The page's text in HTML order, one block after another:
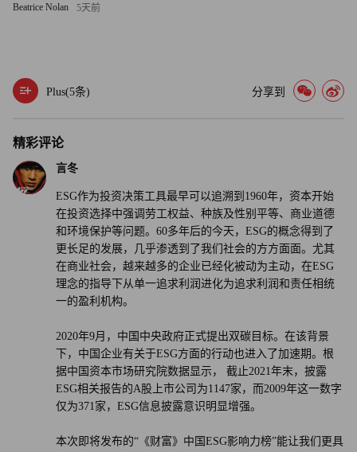
Beatrice Nolan 5天前
Plus(5条) 分享到
精彩评论
言冬
ESG作为投资决策工具最早可以追溯到1960年，资本开始
在投资选择中强调劳工权益、种族及性别平等、商业道德
和环境保护等问题。60多年后的今天，ESG的概念得到了
更长足的发展，几乎渗透到了我们社会的方方面面。尤其
在商业社会，越来越多的企业已经化被动为主动，在ESG
理念的指导下从单一追求利润进化为追求利润和责任相统
一的盈利机构。
2020年9月，中国中央政府正式提出双碳目标。在该背景
下，中国企业有关于ESG方面的行动也进入了加速期。根
据中国资本市场研究院数据显示， 截止2021年末，披露
ESG相关报告的A股上市公司为1147家，而2009年这一数字
仅为371家，ESG信息披露意识明显增强。
本次即将发布的“《财富》中国ESG影响力榜”能让我们更具